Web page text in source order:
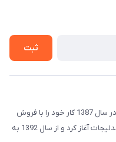
ثبت
فروشگاه اینترنتی بستویز ( اسفندیان سابق ) در سال 1387 کار خود را با فروش
اسباب بازی ، لوازم جانبی موبایل ، کامپیوتر و بدلیجات آغاز کرد و از سال 1392 به